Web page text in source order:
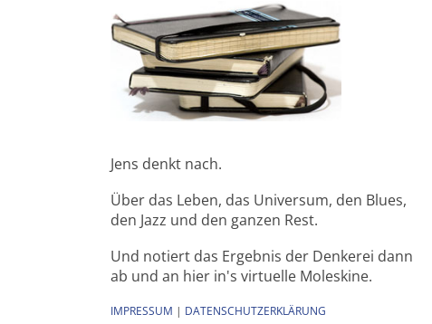
Jens denkt nach.
Über das Leben, das Universum, den Blues,
den Jazz und den ganzen Rest.
Und notiert das Ergebnis der Denkerei dann
ab und an hier in's virtuelle Moleskine.
IMPRESSUM | DATENSCHUTZERKLÄRUNG